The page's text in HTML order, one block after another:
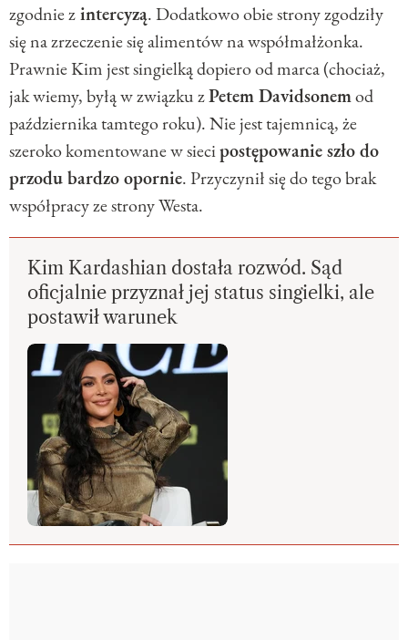
zgodnie zintercyzą. Dodatkowo obie strony zgodziły
się na zrzeczenie się alimentów na współmałżonka.
Prawnie Kim jest singielką dopiero od marca (chociaż,
jak wiemy, byłą w związku zPetem Davidsonemod
października tamtego roku). Nie jest tajemnicą, że
szeroko komentowane w siecipostępowanie szło do
przodu bardzo opornie. Przyczynił się do tego brak
współpracy ze strony Westa.
Kim Kardashian dostała rozwód. Sąd
oficjalnie przyznał jej status singielki, ale
postawił warunek